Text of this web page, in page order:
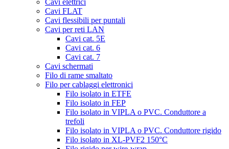
Cavi FLAT
Cavi flessibili per puntali
Cavi per reti LAN
Cavi cat. 5E
Cavi cat. 6
Cavi cat. 7
Cavi schermati
Filo di rame smaltato
Filo per cablaggi elettronici
Filo isolato in ETFE
Filo isolato in FEP
Filo isolato in VIPLA o PVC. Conduttore a
trefoli
Filo isolato in VIPLA o PVC. Conduttore rigido
Filo isolato in XL-PVF2 150°C